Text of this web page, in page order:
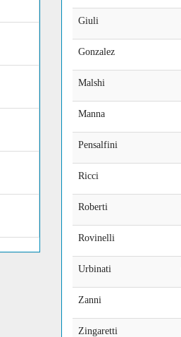
Giuli
Gonzalez
Malshi
Manna
Pensalfini
Ricci
Roberti
Rovinelli
Urbinati
Zanni
Zingaretti